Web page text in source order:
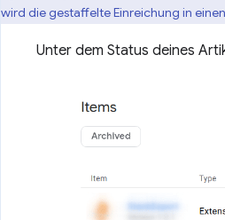
wird die gestaffelte Einreichung in
Unter dem Status deines